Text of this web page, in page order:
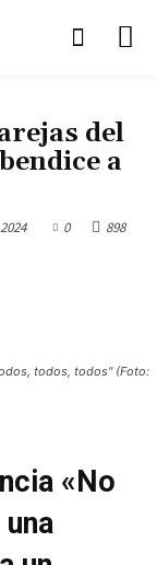
del
a
0 898
todos, todos" (Foto:
«No